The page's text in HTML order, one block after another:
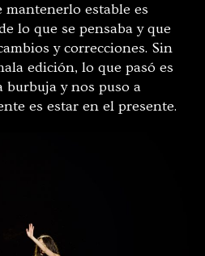
estable es
lo que se pensaba y que
y correcciones. Sin
edición, lo que pasó es
burbuja y nos puso a
es estar en el presente.